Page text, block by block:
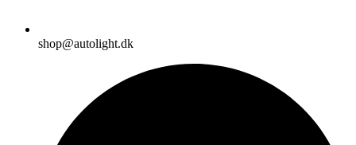
shop@autolight.dk